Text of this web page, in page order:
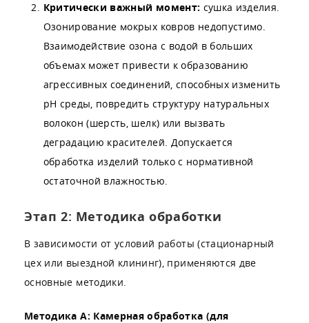
Критически важный момент: сушка изделия.
Озонирование мокрых ковров недопустимо.
Взаимодействие озона с водой в больших
объемах может привести к образованию
агрессивных соединений, способных изменить
pH среды, повредить структуру натуральных
волокон (шерсть, шелк) или вызвать
деградацию красителей. Допускается
обработка изделий только с нормативной
остаточной влажностью.
Этап 2: Методика обработки
В зависимости от условий работы (стационарный
цех или выездной клининг), применяются две
основные методики.
Методика А: Камерная обработка (для